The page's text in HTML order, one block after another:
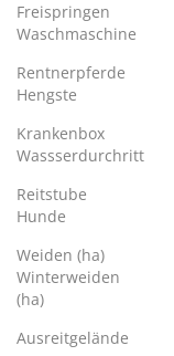
Freispringen
Waschmaschine
Rentnerpferde
Hengste
Krankenbox
Wassserdurchritt
Reitstube
Hunde
Weiden (ha)
Winterweiden
(ha)
Ausreitgelände